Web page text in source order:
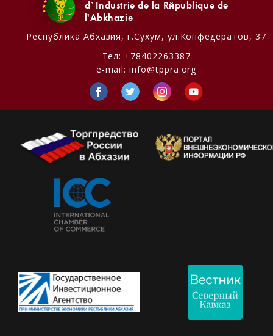
d`Industrie de la République de
l'Abkhazie
Республика Абхазия, г.Сухум, ул.Конфедератов, 37
Тел: +78402263387
e-mail:info@tppra.org